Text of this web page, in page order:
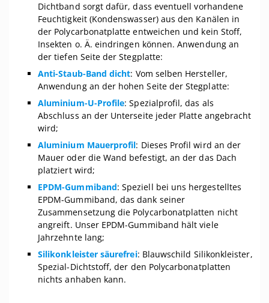
Dichtband sorgt dafür, dass eventuell vorhandene
Feuchtigkeit (Kondenswasser) aus den Kanälen in
der Polycarbonatplatte entweichen und kein Stoff,
Insekten o. Ä. eindringen können. Anwendung an
der tiefen Seite der Stegplatte:
Anti-Staub-Band dicht: Vom selben Hersteller,
Anwendung an der hohen Seite der Stegplatte:
Aluminium-U-Profile: Spezialprofil, das als
Abschluss an der Unterseite jeder Platte angebracht
wird;
Aluminium Mauerprofil: Dieses Profil wird an der
Mauer oder die Wand befestigt, an der das Dach
platziert wird;
EPDM-Gummiband: Speziell bei uns hergestelltes
EPDM-Gummiband, das dank seiner
Zusammensetzung die Polycarbonatplatten nicht
angreift. Unser EPDM-Gummiband hält viele
Jahrzehnte lang;
Silikonkleister säurefrei: Blauwschild Silikonkleister,
Spezial-Dichtstoff, der den Polycarbonatplatten
nichts anhaben kann.